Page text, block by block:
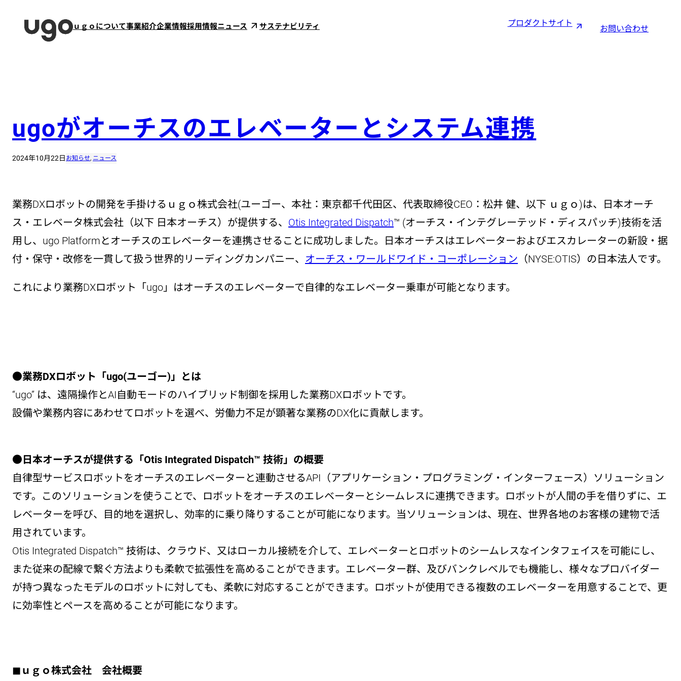
ｕｇｏについて事業紹介企業情報採用情報ニュース サステナビリティ プロダクトサイト
お問い合わせ
ugoがオーチスのエレベーターとシステム連携
2024年10月22日 お知らせ, ニュース
業務DXロボットの開発を手掛けるｕｇｏ株式会社(ユーゴー、本社：東京都千代田区、代表取締役CEO：松井 健、以下 ｕｇｏ)は、日本オーチ
ス・エレベータ株式会社（以下 日本オーチス）が提供する、 Otis Integrated Dispatch™ (オーチス・インテグレーテッド・ディスパッチ)技術を活
用し、ugo Platformとオーチスのエレベーターを連携させることに成功しました。日本オーチスはエレベーターおよびエスカレーターの新設・据
付・保守・改修を一貫して扱う世界的リーディングカンパニー、 オーチス・ワールドワイド・コーポレーション （NYSE:OTIS）の日本法人です。
これにより業務DXロボット「ugo」はオーチスのエレベーターで自律的なエレベーター乗車が可能となります。
●業務DXロボット「ugo(ユーゴー)」とは
“ugo” は、遠隔操作とAI⾃動モードのハイブリッド制御を採⽤した業務DXロボットです。
設備や業務内容にあわせてロボットを選べ、労働力不足が顕著な業務のDX化に貢献します。
●日本オーチスが提供する「Otis Integrated Dispatch™ 技術」の概要
自律型サービスロボットをオーチスのエレベーターと連動させるAPI（アプリケーション・プログラミング・インターフェース）ソリューション
です。このソリューションを使うことで、ロボットをオーチスのエレベーターとシームレスに連携できます。ロボットが人間の手を借りずに、エ
レベーターを呼び、目的地を選択し、効率的に乗り降りすることが可能になります。当ソリューションは、現在、世界各地のお客様の建物で活
用されています。
Otis Integrated Dispatch™ 技術は、クラウド、又はローカル接続を介して、エレベーターとロボットのシームレスなインタフェイスを可能にし、
また従来の配線で繋ぐ方法よりも柔軟で拡張性を高めることができます。エレベーター群、及びバンクレベルでも機能し、様々なプロバイダー
が持つ異なったモデルのロボットに対しても、柔軟に対応することができます。ロボットが使用できる複数のエレベーターを用意することで、更
に効率性とペースを高めることが可能になります。
◼︎ｕｇｏ株式会社 会社概要